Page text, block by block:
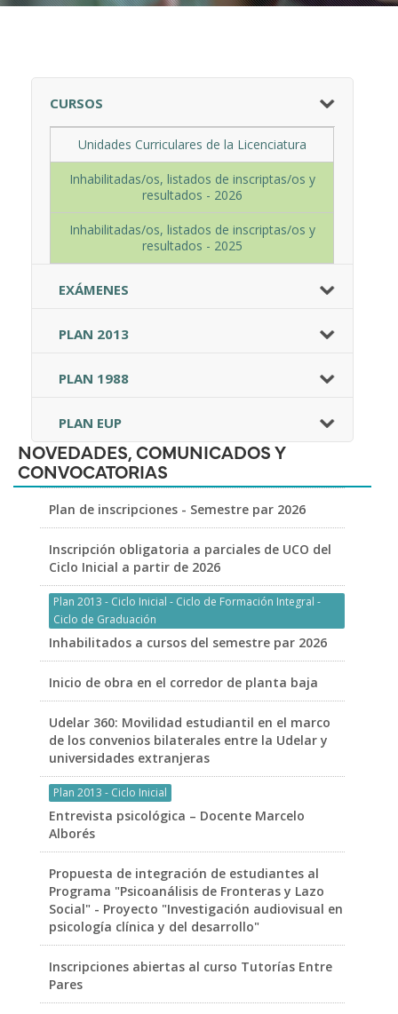
CURSOS
Unidades Curriculares de la Licenciatura
Inhabilitadas/os, listados de inscriptas/os y
resultados - 2026
Inhabilitadas/os, listados de inscriptas/os y
resultados - 2025
EXÁMENES
PLAN 2013
PLAN 1988
PLAN EUP
NOVEDADES, COMUNICADOS Y
CONVOCATORIAS
Plan de inscripciones - Semestre par 2026
Inscripción obligatoria a parciales de UCO del
Ciclo Inicial a partir de 2026
Plan 2013 - Ciclo Inicial - Ciclo de Formación Integral -
Ciclo de Graduación
Inhabilitados a cursos del semestre par 2026
Inicio de obra en el corredor de planta baja
Udelar 360: Movilidad estudiantil en el marco
de los convenios bilaterales entre la Udelar y
universidades extranjeras
Plan 2013 - Ciclo Inicial
Entrevista psicológica – Docente Marcelo
Alborés
Propuesta de integración de estudiantes al
Programa "Psicoanálisis de Fronteras y Lazo
Social" - Proyecto "Investigación audiovisual en
psicología clínica y del desarrollo"
Inscripciones abiertas al curso Tutorías Entre
Pares